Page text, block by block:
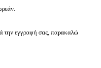
την εγγραφή σας, παρακαλώ